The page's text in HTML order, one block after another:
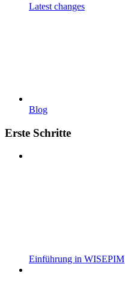
Latest changes
Blog
Erste Schritte
Einführung in WISEPIM